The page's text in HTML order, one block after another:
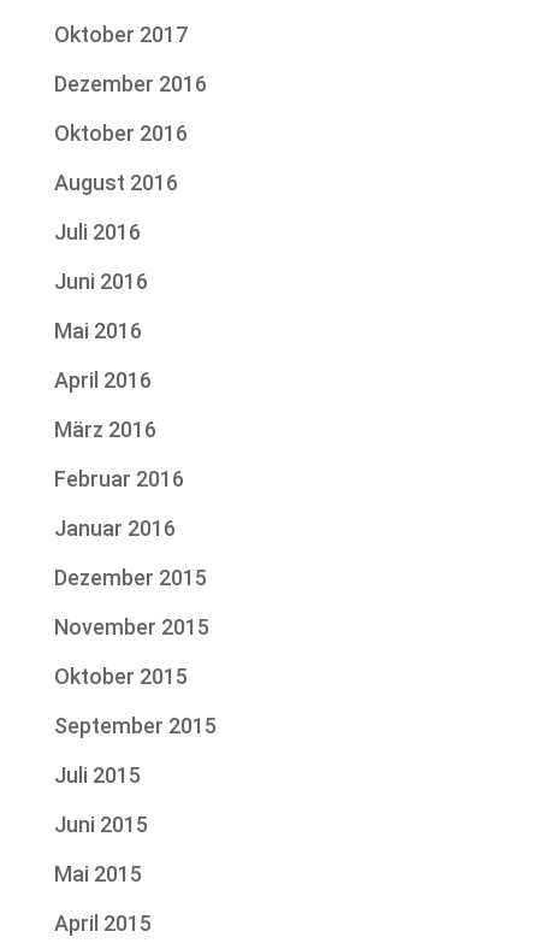
Oktober 2017
Dezember 2016
Oktober 2016
August 2016
Juli 2016
Juni 2016
Mai 2016
April 2016
März 2016
Februar 2016
Januar 2016
Dezember 2015
November 2015
Oktober 2015
September 2015
Juli 2015
Juni 2015
Mai 2015
April 2015